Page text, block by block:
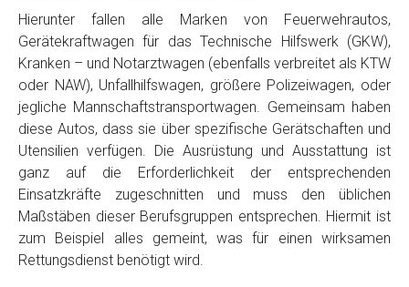
Fertig
Wie viel ist 10+2 ?
Hierunter fallen alle Marken von Feuerwehrautos,
Gerätekraftwagen für das Technische Hilfswerk (GKW),
Kranken – und Notarztwagen (ebenfalls verbreitet als KTW
oder NAW), Unfallhilfswagen, größere Polizeiwagen, oder
jegliche Mannschaftstransportwagen. Gemeinsam haben
diese Autos, dass sie über spezifische Gerätschaften und
Utensilien verfügen. Die Ausrüstung und Ausstattung ist
ganz auf die Erforderlichkeit der entsprechenden
Einsatzkräfte zugeschnitten und muss den üblichen
Maßstäben dieser Berufsgruppen entsprechen. Hiermit ist
zum Beispiel alles gemeint, was für einen wirksamen
Rettungsdienst benötigt wird.